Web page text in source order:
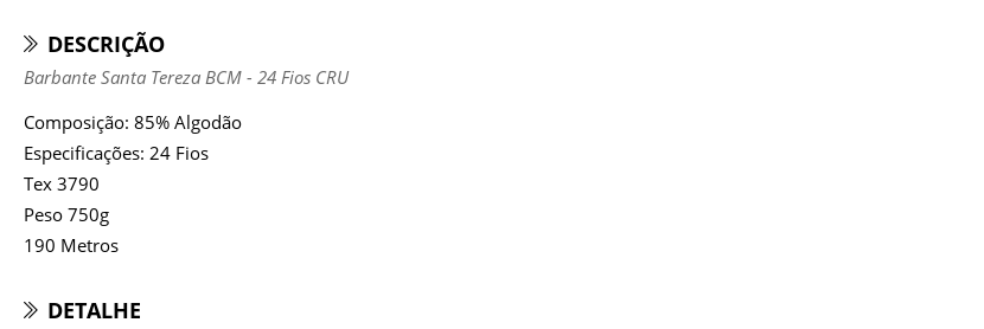
DESCRIÇÃO
Barbante Santa Tereza BCM - 24 Fios CRU
Composição: 85% Algodão
Especificações: 24 Fios
Tex 3790
Peso 750g
190 Metros
DETALHE